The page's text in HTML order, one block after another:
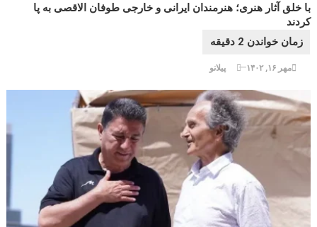
با خلق آثار هنری؛ هنرمندان ایرانی و خارجی طوفان الاقصی به پا
کردند
مهر ۱۶, ۱۴۰۲ پیلانو